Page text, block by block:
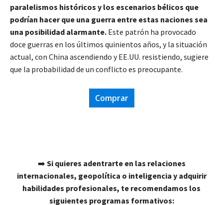
paralelismos históricos y los escenarios bélicos que
podrían hacer que una guerra entre estas naciones sea
una posibilidad alarmante. Este patrón ha provocado
doce guerras en los últimos quinientos años, y la situación
actual, con China ascendiendo y EE.UU. resistiendo, sugiere
que la probabilidad de un conflicto es preocupante.
Comprar
➡️ Si quieres adentrarte en las relaciones
internacionales, geopolítica o inteligencia y adquirir
habilidades profesionales, te recomendamos los
siguientes programas formativos: